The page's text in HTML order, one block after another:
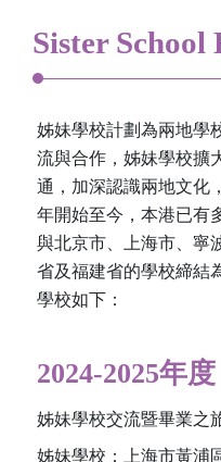
Sister School
姊妹學校計劃為兩地學
流與合作，姊妹學校擴
通，加深認識兩地文化
年開始至今，本港已有
與北京市、上海市、寧
省及福建省的學校締結
學校如下：
2024-2025年度
姊妹學校交流暨畢業之
姊妹學校：上海市黃浦